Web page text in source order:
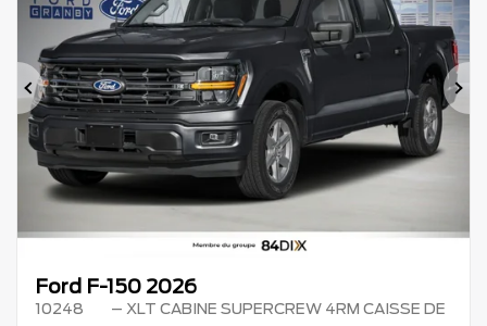
Précédent
Ford F-150 2026
10248
– XLT CABINE SUPERCREW 4RM CAISSE DE